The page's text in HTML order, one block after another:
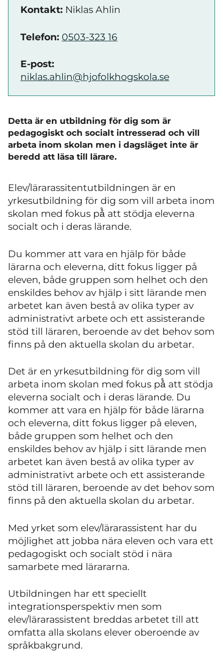
Kontakt: Niklas Ahlin
Telefon: 0503-323 16
E-post:
niklas.ahlin@hjofolkhogskola.se
Detta är en utbildning för dig som är
pedagogiskt och socialt intresserad och vill
arbeta inom skolan men i dagsläget inte är
beredd att läsa till lärare.
Elev/lärarassitentutbildningen är en
yrkesutbildning för dig som vill arbeta inom
skolan med fokus på̊ att stödja eleverna
socialt och i deras lärande.
Du kommer att vara en hjälp för både
lärarna och eleverna, ditt fokus ligger på
eleven, både gruppen som helhet och den
enskildes behov av hjälp i sitt lärande men
arbetet kan även bestå av olika typer av
administrativt arbete och ett assisterande
stöd till läraren, beroende av det behov som
finns på den aktuella skolan du arbetar.
Det är en yrkesutbildning för dig som vill
arbeta inom skolan med fokus på̊ att stödja
eleverna socialt och i deras lärande. Du
kommer att vara en hjälp för både lärarna
och eleverna, ditt fokus ligger på eleven,
både gruppen som helhet och den
enskildes behov av hjälp i sitt lärande men
arbetet kan även bestå av olika typer av
administrativt arbete och ett assisterande
stöd till läraren, beroende av det behov som
finns på den aktuella skolan du arbetar.
Med yrket som elev/lärarassistent har du
möjlighet att jobba nära eleven och vara ett
pedagogiskt och socialt stöd i nära
samarbete med lärararna.
Utbildningen har ett speciellt
integrationsperspektiv men som
elev/lärarassistent breddas arbetet till att
omfatta alla skolans elever oberoende av
språkbakgrund.